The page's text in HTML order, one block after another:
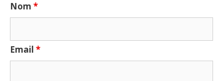
Nom *
Email *